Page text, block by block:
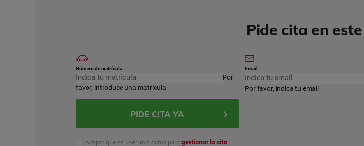
Pide cita en
Número de matrícula
Por
favor, introduce una matrícula
Email
Por favor, indica tu email
PIDE CITA YA
Acepto que se usen mis datos para gestionar la cita.